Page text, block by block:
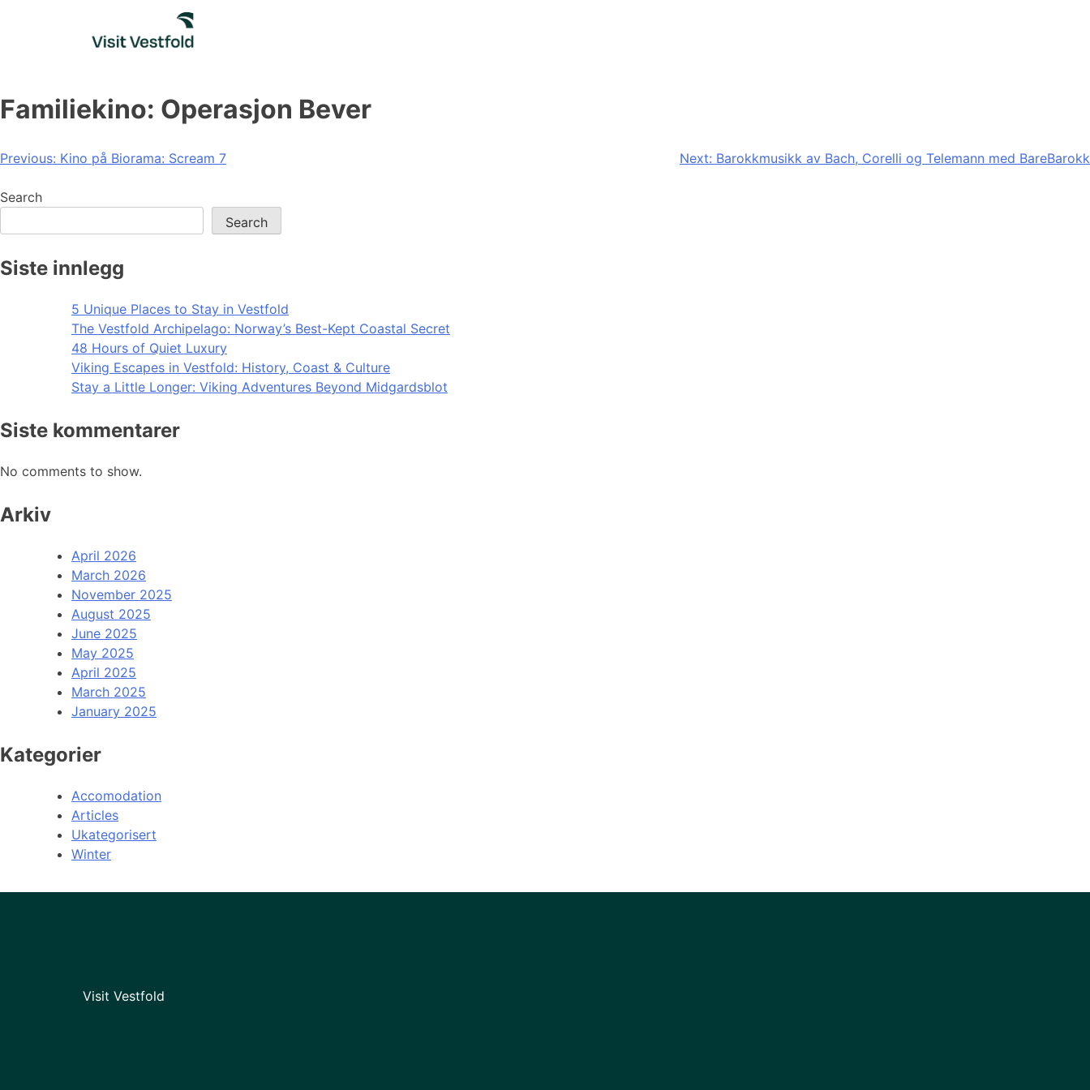
Familiekino: Operasjon Bever
Post
navigation
Previous: Kino på Biorama: Scream 7 Next: Barokkmusikk av Bach, Corelli og Telemann med BareBarokk
Search
Search
Siste innlegg
5 Unique Places to Stay in Vestfold
The Vestfold Archipelago: Norway’s Best-Kept Coastal Secret
48 Hours of Quiet Luxury
Viking Escapes in Vestfold: History, Coast & Culture
Stay a Little Longer: Viking Adventures Beyond Midgardsblot
Siste kommentarer
No comments to show.
Arkiv
April 2026
March 2026
November 2025
August 2025
June 2025
May 2025
April 2025
March 2025
January 2025
Kategorier
Accomodation
Articles
Ukategorisert
Winter
Visit Vestfold